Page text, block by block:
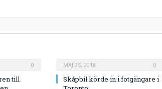
0
till
MAJ 25, 2018 0
Skåpbil körde in i fotgängare i